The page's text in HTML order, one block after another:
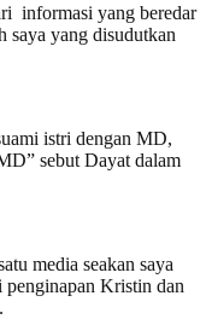
informasi yang beredar
saya yang disudutkan
istri dengan MD,
sebut Dayat dalam
media seakan saya
Kristin dan